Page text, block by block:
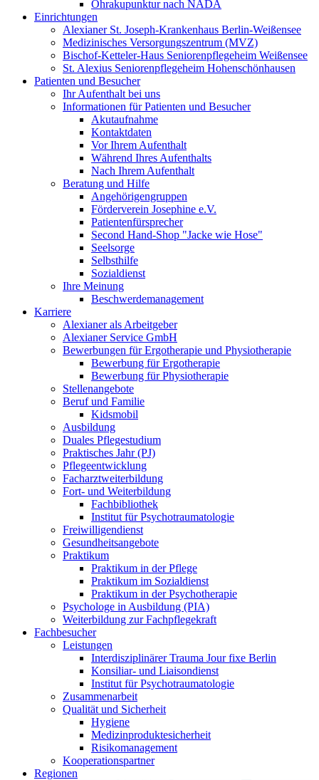
Ohrakupunktur nach NADA
Einrichtungen
Alexianer St. Joseph-Krankenhaus Berlin-Weißensee
Medizinisches Versorgungszentrum (MVZ)
Bischof-Ketteler-Haus Seniorenpflegeheim Weißensee
St. Alexius Seniorenpflegeheim Hohenschönhausen
Patienten und Besucher
Ihr Aufenthalt bei uns
Informationen für Patienten und Besucher
Akutaufnahme
Kontaktdaten
Vor Ihrem Aufenthalt
Während Ihres Aufenthalts
Nach Ihrem Aufenthalt
Beratung und Hilfe
Angehörigengruppen
Förderverein Josephine e.V.
Patientenfürsprecher
Second Hand-Shop "Jacke wie Hose"
Seelsorge
Selbsthilfe
Sozialdienst
Ihre Meinung
Beschwerdemanagement
Karriere
Alexianer als Arbeitgeber
Alexianer Service GmbH
Bewerbungen für Ergotherapie und Physiotherapie
Bewerbung für Ergotherapie
Bewerbung für Physiotherapie
Stellenangebote
Beruf und Familie
Kidsmobil
Ausbildung
Duales Pflegestudium
Praktisches Jahr (PJ)
Pflegeentwicklung
Facharztweiterbildung
Fort- und Weiterbildung
Fachbibliothek
Institut für Psychotraumatologie
Freiwilligendienst
Gesundheitsangebote
Praktikum
Praktikum in der Pflege
Praktikum im Sozialdienst
Praktikum in der Psychotherapie
Psychologe in Ausbildung (PIA)
Weiterbildung zur Fachpflegekraft
Fachbesucher
Leistungen
Interdisziplinärer Trauma Jour fixe Berlin
Konsiliar- und Liaisondienst
Institut für Psychotraumatologie
Zusammenarbeit
Qualität und Sicherheit
Hygiene
Medizinproduktesicherheit
Risikomanagement
Kooperationspartner
Regionen